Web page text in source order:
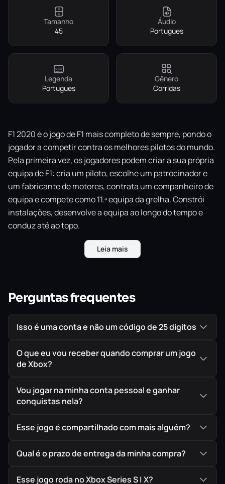
Tamanho
45
Áudio
Portugues
Legenda
Portugues
Gênero
Corridas
F1 2020 é o jogo de F1 mais completo de sempre, pondo o
jogador a competir contra os melhores pilotos do mundo.
Pela primeira vez, os jogadores podem criar a sua própria
equipa de F1: cria um piloto, escolhe um patrocinador e
um fabricante de motores, contrata um companheiro de
equipa e compete como 11.ª equipa da grelha. Constrói
instalações, desenvolve a equipa ao longo do tempo e
conduz até ao topo.
Leia mais
Perguntas frequentes
Isso é uma conta e não um código de 25 digitos
O que eu vou receber quando comprar um jogo
de Xbox?
Vou jogar na minha conta pessoal e ganhar
conquistas nela?
Esse jogo é compartilhado com mais alguém?
Qual é o prazo de entrega da minha compra?
Esse jogo roda no Xbox Series S | X?